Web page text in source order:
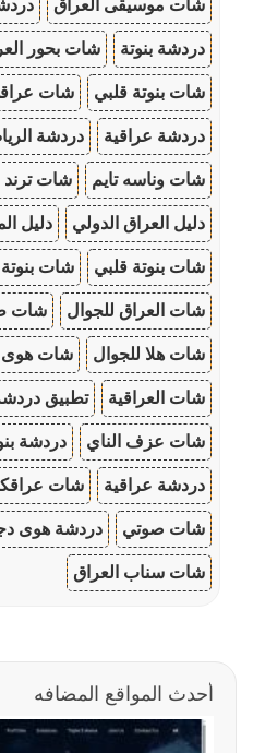
شات موسيقى العراق
دردشة بنوتة شات بحور
شات بنوتة قلبي شات
دردشة عراقية دردشة
شات وناسه تايم شات ترند
دليل العراق الدولي دليل
شات بنوتة قلبي شات
شات العراق للجوال شات
شات هلا للجوال شات هوى
شات العراقية تطبيق
شات عزف الناي دردشة
دردشة عراقية شات
شات صوتي دردشة هوى
شات سناب العراق
أحدث المواقع المضافه